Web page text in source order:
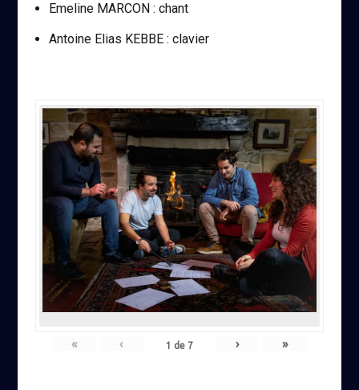
Emeline MARCON : chant
Antoine Elias KEBBE : clavier
« ‹ 1 de 7 › »